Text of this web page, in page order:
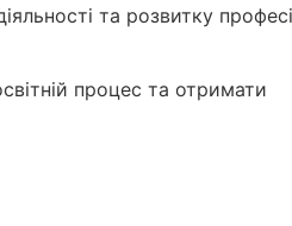
та розвитку
процес та отримати